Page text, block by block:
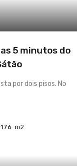
5 minutos do
por dois pisos. No
176 m2